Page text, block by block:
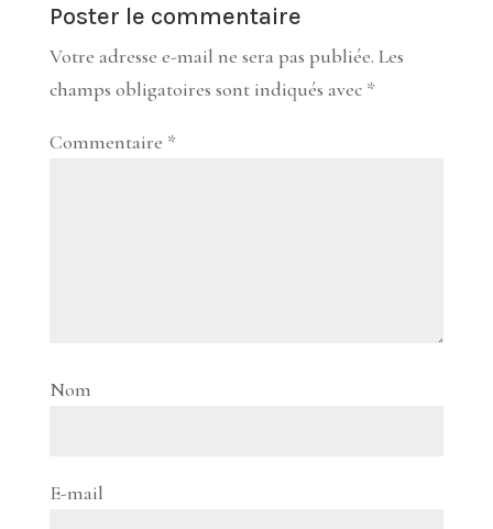
Poster le commentaire
Votre adresse e-mail ne sera pas publiée. Les
champs obligatoires sont indiqués avec *
Commentaire *
Nom
E-mail